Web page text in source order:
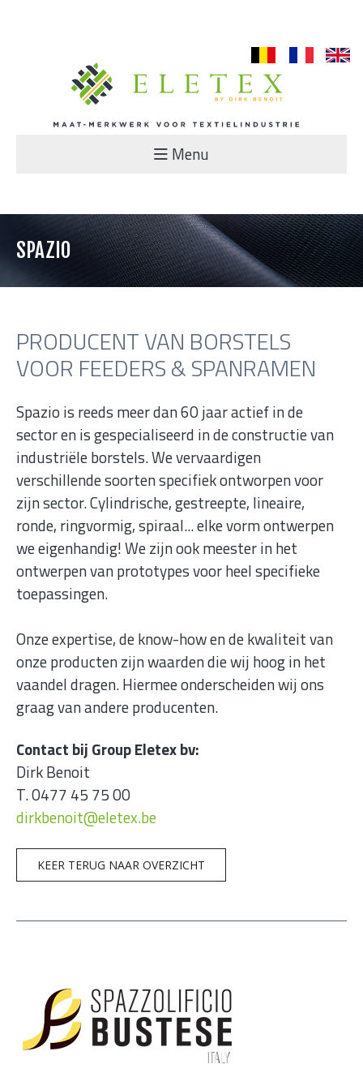
en
Menu
SPAZIO
PRODUCENT VAN BORSTELS
VOOR FEEDERS & SPANRAMEN
Spazio is reeds meer dan 60 jaar actief in de
sector en is gespecialiseerd in de constructie van
industriële borstels. We vervaardigen
verschillende soorten specifiek ontworpen voor
zijn sector. Cylindrische, gestreepte, lineaire,
ronde, ringvormig, spiraal... elke vorm ontwerpen
we eigenhandig! We zijn ook meester in het
ontwerpen van prototypes voor heel specifieke
toepassingen.
Onze expertise, de know-how en de kwaliteit van
onze producten zijn waarden die wij hoog in het
vaandel dragen. Hiermee onderscheiden wij ons
graag van andere producenten.
Contact bij Group Eletex bv:
Dirk Benoit
T. 0477 45 75 00
dirkbenoit@eletex.be
KEER TERUG NAAR OVERZICHT